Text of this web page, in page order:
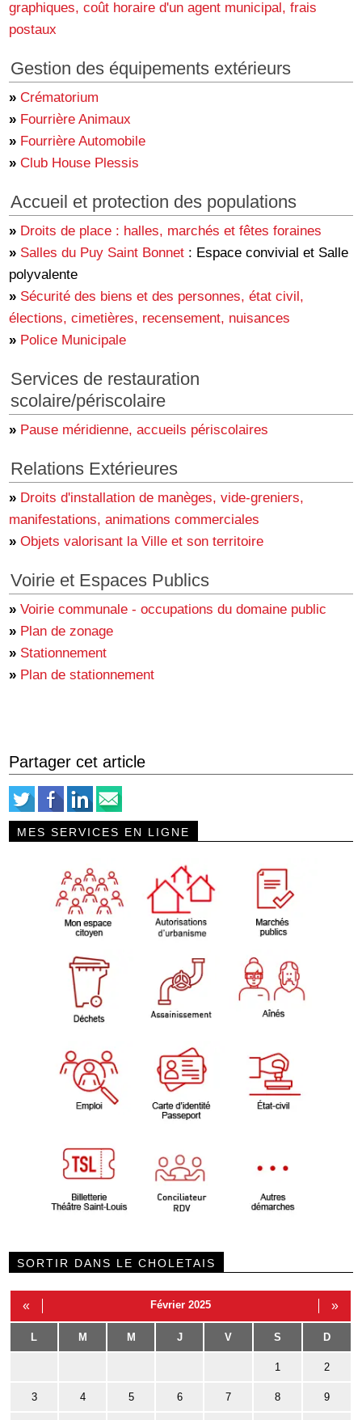
graphiques, coût horaire d'un agent municipal, frais
postaux
Gestion des équipements extérieurs
» Crématorium
» Fourrière Animaux
» Fourrière Automobile
» Club House Plessis
Accueil et protection des populations
» Droits de place : halles, marchés et fêtes foraines
» Salles du Puy Saint Bonnet : Espace convivial et Salle
polyvalente
» Sécurité des biens et des personnes, état civil,
élections, cimetières, recensement, nuisances
» Police Municipale
Services de restauration
scolaire/périscolaire
» Pause méridienne, accueils périscolaires
Relations Extérieures
» Droits d'installation de manèges, vide-greniers,
manifestations, animations commerciales
» Objets valorisant la Ville et son territoire
Voirie et Espaces Publics
» Voirie communale - occupations du domaine public
» Plan de zonage
» Stationnement
» Plan de stationnement
Partager cet article
MES SERVICES EN LIGNE
SORTIR DANS LE CHOLETAIS
« Février 2025 »
L M M J V S D
1 2
3 4 5 6 7 8 9